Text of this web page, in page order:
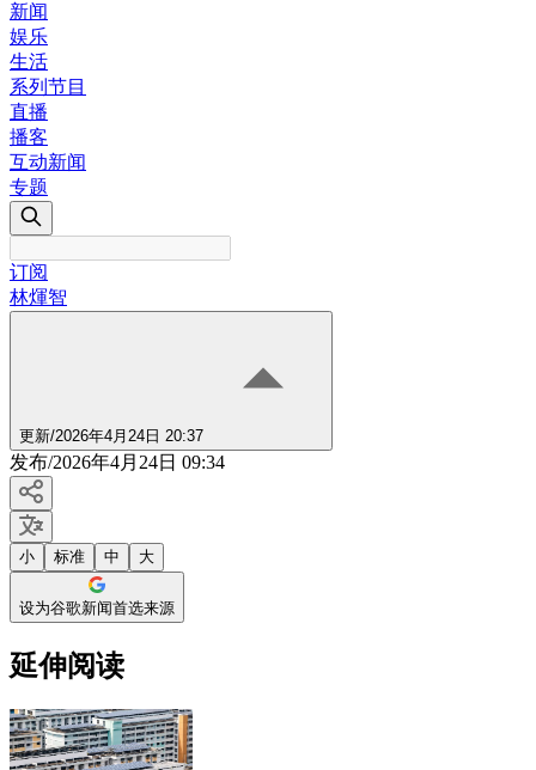
新闻
娱乐
生活
系列节目
直播
播客
互动新闻
专题
订阅
林煇智
更新/2026年4月24日 20:37
发布/2026年4月24日 09:34
小 标准 中 大
设为谷歌新闻首选来源
延伸阅读